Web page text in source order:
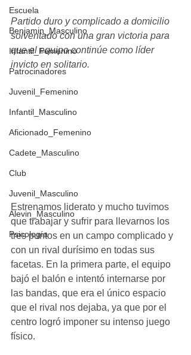
Escuela
Benjamin_Masculino
Infantil_Femenino
Patrocinadores
Juvenil_Femenino
Infantil_Masculino
Aficionado_Femenino
Cadete_Masculino
Club
Juvenil_Masculino
Alevin_Masculino
Psicología
Partido duro y complicado a domicilio
solventado con una gran victoria para
que el equipo continúe como líder
invicto en solitario.
Estrenamos liderato y mucho tuvimos
que trabajar y sufrir para llevarnos los
tres puntos en un campo complicado y
con un rival durísimo en todas sus
facetas. En la primera parte, el equipo
bajó el balón e intentó internarse por
las bandas, que era el único espacio
que el rival nos dejaba, ya que por el
centro logró imponer su intenso juego
físico.